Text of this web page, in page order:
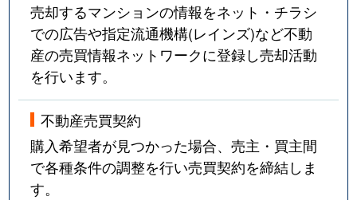
売却するマンションの情報をネット・チラシ
での広告や指定流通機構(レインズ)など不動
産の売買情報ネットワークに登録し売却活動
を行います。
不動産売買契約
購入希望者が見つかった場合、売主・買主間
で各種条件の調整を行い売買契約を締結しま
す。